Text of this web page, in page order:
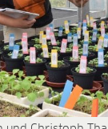
Studium